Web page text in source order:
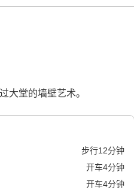
大堂的墙壁艺术。
步行12分钟
开车4分钟
开车4分钟